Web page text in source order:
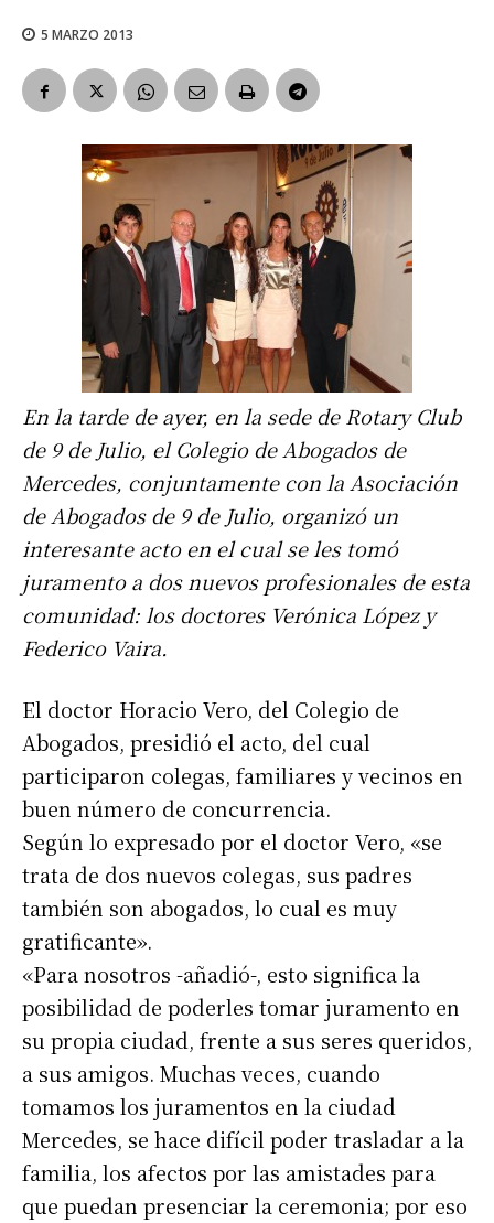
5 MARZO 2013
En la tarde de ayer, en la sede de Rotary Club
de 9 de Julio, el Colegio de Abogados de
Mercedes, conjuntamente con la Asociación
de Abogados de 9 de Julio, organizó un
interesante acto en el cual se les tomó
juramento a dos nuevos profesionales de esta
comunidad: los doctores Verónica López y
Federico Vaira.
El doctor Horacio Vero, del Colegio de
Abogados, presidió el acto, del cual
participaron colegas, familiares y vecinos en
buen número de concurrencia.
Según lo expresado por el doctor Vero, «se
trata de dos nuevos colegas, sus padres
también son abogados, lo cual es muy
gratificante».
«Para nosotros -añadió-, esto significa la
posibilidad de poderles tomar juramento en
su propia ciudad, frente a sus seres queridos,
a sus amigos. Muchas veces, cuando
tomamos los juramentos en la ciudad
Mercedes, se hace difícil poder trasladar a la
familia, los afectos por las amistades para
que puedan presenciar la ceremonia; por eso